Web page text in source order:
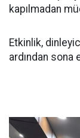
kapılmadan
Etkinlik,
ardından sona